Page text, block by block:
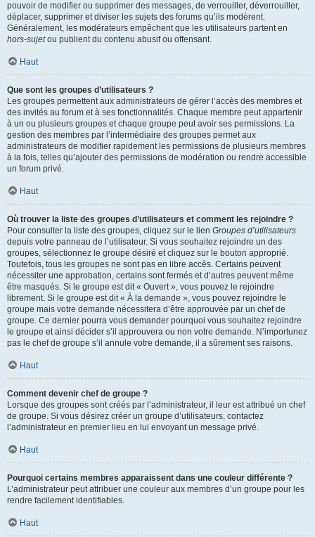
pouvoir de modifier ou supprimer des messages, de verrouiller, déverrouiller,
déplacer, supprimer et diviser les sujets des forums qu’ils modèrent.
Généralement, les modérateurs empêchent que les utilisateurs partent en
hors-sujetou publient du contenu abusif ou offensant.
Haut
Que sont les groupes d’utilisateurs ?
Les groupes permettent aux administrateurs de gérer l’accès des membres et
des invités au forum et à ses fonctionnalités. Chaque membre peut appartenir
à un ou plusieurs groupes et chaque groupe peut avoir ses permissions. La
gestion des membres par l’intermédiaire des groupes permet aux
administrateurs de modifier rapidement les permissions de plusieurs membres
à la fois, telles qu’ajouter des permissions de modération ou rendre accessible
un forum privé.
Haut
Où trouver la liste des groupes d’utilisateurs et comment les rejoindre ?
Pour consulter la liste des groupes, cliquez sur le lien Groupes d’utilisateurs
depuis votre panneau de l’utilisateur. Si vous souhaitez rejoindre un des
groupes, sélectionnez le groupe désiré et cliquez sur le bouton approprié.
Toutefois, tous les groupes ne sont pas en libre accès. Certains peuvent
nécessiter une approbation, certains sont fermés et d’autres peuvent même
être masqués. Si le groupe est dit « Ouvert », vous pouvez le rejoindre
librement. Si le groupe est dit « À la demande », vous pouvez rejoindre le
groupe mais votre demande nécessitera d’être approuvée par un chef de
groupe. Ce dernier pourra vous demander pourquoi vous souhaitez rejoindre
le groupe et ainsi décider s’il approuvera ou non votre demande. N’importunez
pas le chef de groupe s’il annule votre demande, il a sûrement ses raisons.
Haut
Comment devenir chef de groupe ?
Lorsque des groupes sont créés par l’administrateur, il leur est attribué un chef
de groupe. Si vous désirez créer un groupe d’utilisateurs, contactez
l’administrateur en premier lieu en lui envoyant un message privé.
Haut
Pourquoi certains membres apparaissent dans une couleur différente ?
L’administrateur peut attribuer une couleur aux membres d’un groupe pour les
rendre facilement identifiables.
Haut